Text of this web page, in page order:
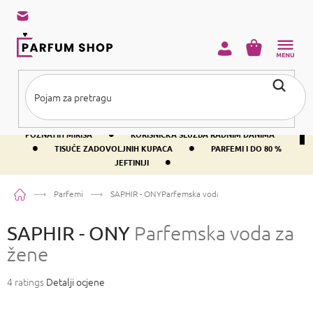
sadržaj
BESPLATNA DOSTAVA IZNAD PRIBLIŽNO 37 € •
400+ SVJETSKI
POZNATIH MIRISA
• KORISNIČKA SLUŽBA RADNIM DANIMA
• TISUĆE ZADOVOLJNIH KUPACA •
PARFEMI I DO 80 %
JEFTINIJI
•
KOŠARICA
PočetnaParfemi SAPHIR - ONYParfemska voda za žene
SAPHIR - ONY Parfemska voda za
žene
Prosječna
4 ratings Detalji ocjene